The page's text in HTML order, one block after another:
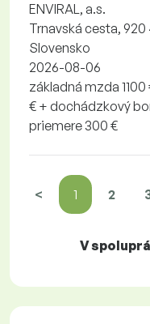
ENVIRAL, a.s.
Trnavská cesta,
Slovensko
2026-08-06
základná mzda
€ + dochádzkový
priemere 300 €
< 1 2
V